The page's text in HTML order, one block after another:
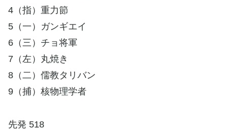
4（指）重力節
5（一）ガンギエイ
6（三）チョ将軍
7（左）丸焼き
8（二）儒教タリバン
9（捕）核物理学者
先発 518